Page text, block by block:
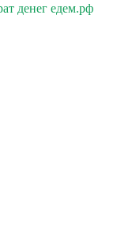
денег едем.рф